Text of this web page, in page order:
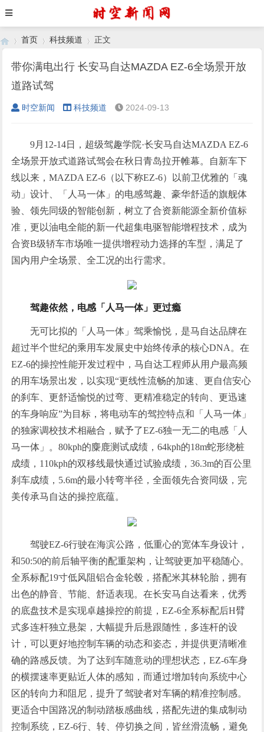
›
首页
›
科技频道 正文
带你满电出行 长安马自达MAZDA EZ-6全场景开放
道路试驾
时空新闻 科技频道 2024-09-13
9月12-14日，超级驾趣学院·长安马自达MAZDA EZ-6
全场景开放式道路试驾会在秋日青岛拉开帷幕。自新车下
线以来，MAZDA EZ-6（以下称EZ-6）以前卫优雅的「魂
动」设计、「人马一体」的电感驾趣、豪华舒适的旗舰体
验、领先同级的智能创新，树立了合资新能源全新价值标
准，更以油电全能的新一代超集电驱智能增程技术，成为
合资B级轿车市场唯一提供增程动力选择的车型，满足了
国内用户全场景、全工况的出行需求。
驾趣依然，电感「人马一体」更过瘾
无可比拟的「人马一体」驾乘愉悦，是马自达品牌在
超过半个世纪的乘用车发展史中始终传承的核心DNA。在
EZ-6的操控性能开发过程中，马自达工程师从用户最高频
的用车场景出发，以实现“更线性流畅的加速、更自信安心
的刹车、更舒适愉悦的过弯、更精准稳定的转向、更迅速
的车身响应”为目标，将电动车的驾控特点和「人马一体」
的独家调校技术相融合，赋予了EZ-6独一无二的电感「人
马一体」。80kph的麋鹿测试成绩，64kph的18m蛇形绕桩
成绩，110kph的双移线最快通过试验成绩，36.3m的百公里
刹车成绩，5.6m的最小转弯半径，全面领先合资同级，完
美传承马自达的操控底蕴。
驾驶EZ-6行驶在海滨公路，低重心的宽体车身设计，
和50:50的前后轴平衡的配重架构，让驾驶更加平稳随心。
全系标配19寸低风阻铝合金轮毂，搭配米其林轮胎，拥有
出色的静音、节能、舒适表现。在长安马自达看来，优秀
的底盘技术是实现卓越操控的前提，EZ-6全系标配后H臂
式多连杆独立悬架，大幅提升后悬跟随性，多连杆的设
计，可以更好地控制车辆的动态和姿态，并提供更清晰准
确的路感反馈。为了达到车随意动的理想状态，EZ-6车身
的横摆速率更贴近人体的感知，而通过增加转向系统中心
区的转向力和阻尼，提升了驾驶者对车辆的精准控制感。
更适合中国路况的制动踏板感曲线，搭配先进的集成制动
控制系统，EZ-6行、转、停切换之间，皆丝滑流畅，避免